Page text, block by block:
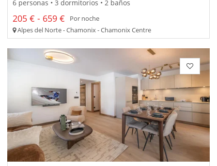
6 personas • 3 dormitorios • 2 baños
205 € - 659 €
Por noche
Alpes del Norte - Chamonix - Chamonix Centre